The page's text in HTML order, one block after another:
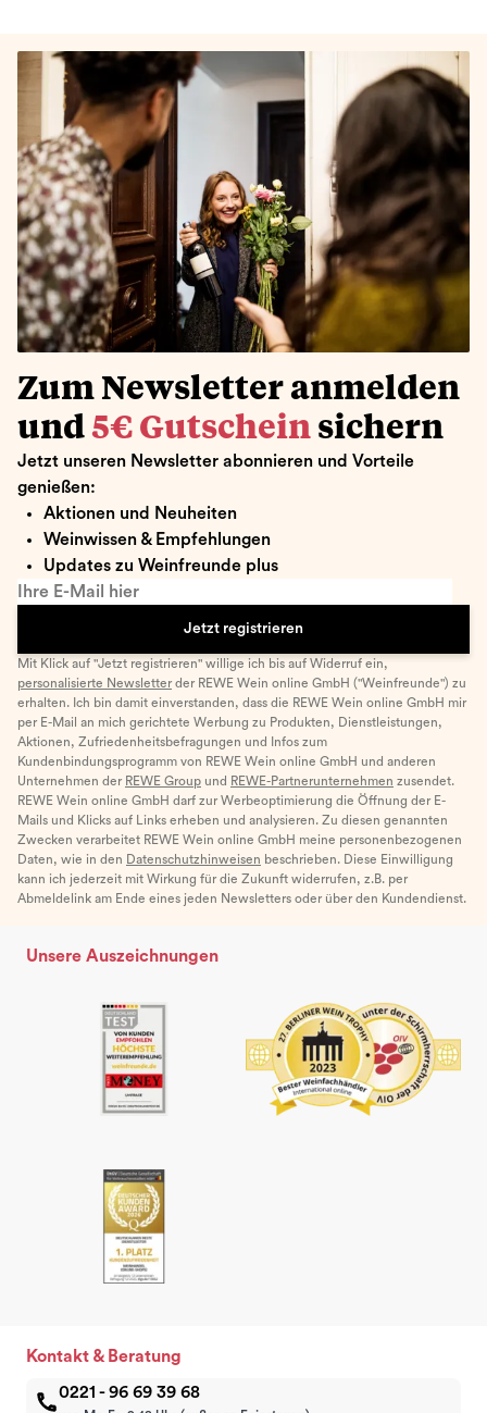
Zum Newsletter anmelden
und 5€ Gutschein sichern
Jetzt unseren Newsletter abonnieren und Vorteile
genießen:
Aktionen und Neuheiten
Weinwissen & Empfehlungen
Updates zu Weinfreunde plus
Ihre E-Mail hier
Jetzt registrieren
Mit Klick auf "Jetzt registrieren" willige ich bis auf Widerruf ein,
personalisierte Newsletter der REWE Wein online GmbH ("Weinfreunde") zu
erhalten. Ich bin damit einverstanden, dass die REWE Wein online GmbH mir
per E-Mail an mich gerichtete Werbung zu Produkten, Dienstleistungen,
Aktionen, Zufriedenheitsbefragungen und Infos zum
Kundenbindungsprogramm von REWE Wein online GmbH und anderen
Unternehmen der REWE Group und REWE-Partnerunternehmen zusendet.
REWE Wein online GmbH darf zur Werbeoptimierung die Öffnung der E-
Mails und Klicks auf Links erheben und analysieren. Zu diesen genannten
Zwecken verarbeitet REWE Wein online GmbH meine personenbezogenen
Daten, wie in den Datenschutzhinweisen beschrieben. Diese Einwilligung
kann ich jederzeit mit Wirkung für die Zukunft widerrufen, z.B. per
Abmeldelink am Ende eines jeden Newsletters oder über den Kundendienst.
Unsere Auszeichnungen
Kontakt & Beratung
0221 - 96 69 39 68